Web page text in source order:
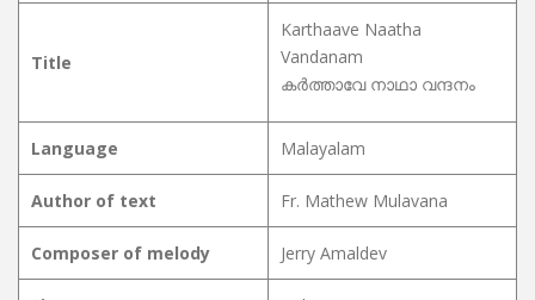
Title
Karthaave Naatha
Vandanam
കർത്താവേ നാഥാ വന്ദനം
Language Malayalam
Author of text Fr. Mathew Mulavana
Composer of melody Jerry Amaldev